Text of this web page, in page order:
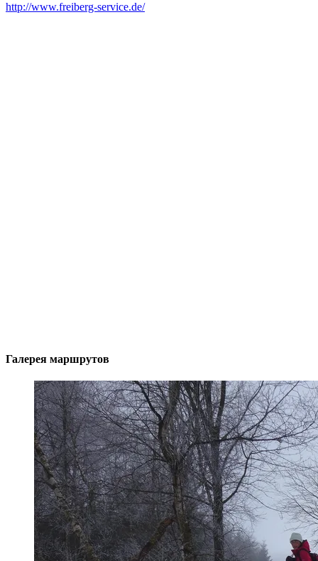
http://www.freiberg-service.de/
Галерея маршрутов